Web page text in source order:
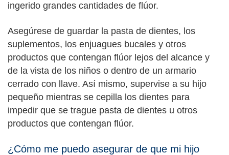
ingerido grandes cantidades de flúor.
Asegúrese de guardar la pasta de dientes, los
suplementos, los enjuagues bucales y otros
productos que contengan flúor lejos del alcance y
de la vista de los niños o dentro de un armario
cerrado con llave. Así mismo, supervise a su hijo
pequeño mientras se cepilla los dientes para
impedir que se trague pasta de dientes u otros
productos que contengan flúor.
¿Cómo me puedo asegurar de que mi hijo